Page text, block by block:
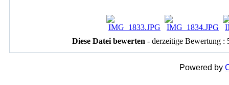
Diese Datei bewerten - derzeitige Bewertung :
Powered by